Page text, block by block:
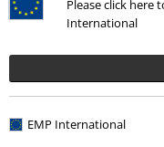
Please click here
International
EMP International